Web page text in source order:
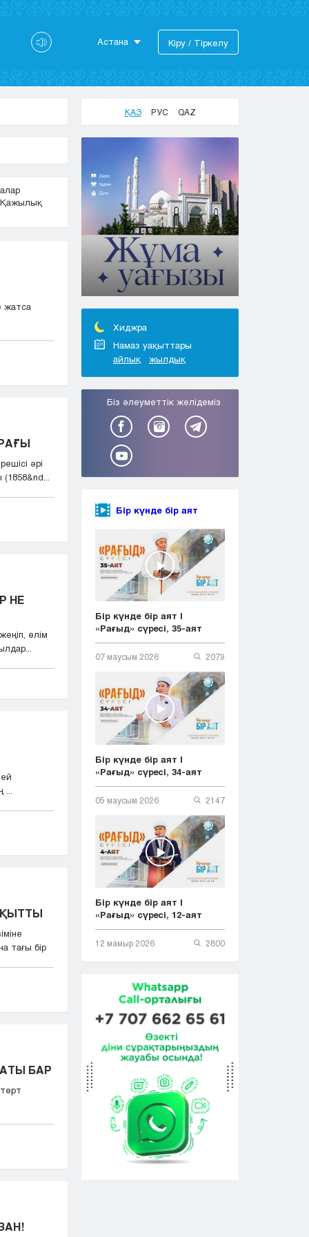
Астана
Актобе
Караганда
Кокшетау
Костанай
Кызылорда
Павлодар
Петропавловск
Семей
Талдыкорган
Тараз
Туркестан
Уральск
Усть-Каменогорск
Шымкент
Кіру / Тіркелу
ҚАЗ РУС QAZ
Қажылық
жатса
әрі
НЕ
өлім
тағы бір
БАР
Хиджра
Намаз уақыттары
айлық
жылдық
Біз әлеуметтік желідеміз
Бір күнде бір аят
Бір күнде бір аят |
«Рағыд» сүресі, 35-аят
07 маусым 2026 2079
Бір күнде бір аят |
«Рағыд» сүресі, 34-аят
05 маусым 2026 2147
Бір күнде бір аят |
«Рағыд» сүресі, 12-аят
12 мамыр 2026 2800